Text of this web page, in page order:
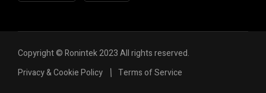
Copyright © Ronintek 2023 All rights reserved.
Privacy & Cookie Policy
Terms of Service